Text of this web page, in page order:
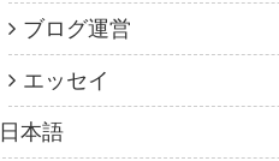
ブログ運営
エッセイ
日本語